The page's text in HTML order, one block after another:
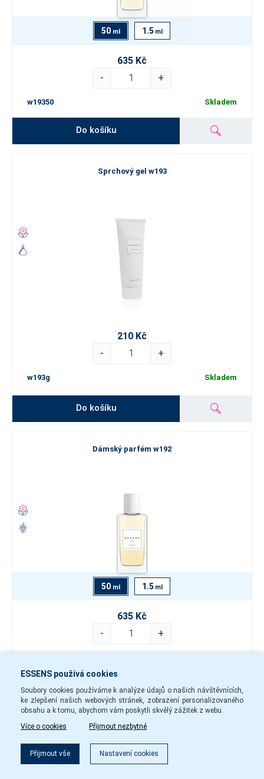
50 ml 1.5 ml
635 Kč
-
+
w19350 Skladem
Do košíku
Sprchový gel w193
210 Kč
-
+
w193g Skladem
Do košíku
Dámský parfém w192
50 ml 1.5 ml
635 Kč
-
+
Do košíku
Sprchový gel w192
ESSENS používá cookies
Soubory cookies používáme k analýze údajů o našich návštěvnících,
ke zlepšení našich webových stránek, zobrazení personalizovaného
obsahu a k tomu, abychom vám poskytli skvělý zážitek z webu.
Více o cookies
Přijmout nezbytné
Přijmout vše Nastavení cookies